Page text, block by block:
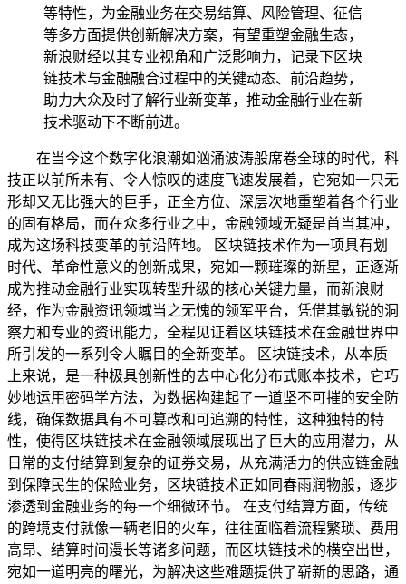
等特性，为金融业务在交易结算、风险管理、征信
等多方面提供创新解决方案，有望重塑金融生态，
新浪财经以其专业视角和广泛影响力，记录下区块
链技术与金融融合过程中的关键动态、前沿趋势，
助力大众及时了解行业新变革，推动金融行业在新
技术驱动下不断前进。
在当今这个数字化浪潮如汹涌波涛般席卷全球的时代，科
技正以前所未有、令人惊叹的速度飞速发展着，它宛如一只无
形却又无比强大的巨手，正全方位、深层次地重塑着各个行业
的固有格局，而在众多行业之中，金融领域无疑是首当其冲，
成为这场科技变革的前沿阵地。 区块链技术作为一项具有划
时代、革命性意义的创新成果，宛如一颗璀璨的新星，正逐渐
成为推动金融行业实现转型升级的核心关键力量，而新浪财
经，作为金融资讯领域当之无愧的领军平台，凭借其敏锐的洞
察力和专业的资讯能力，全程见证着区块链技术在金融世界中
所引发的一系列令人瞩目的全新变革。 区块链技术，从本质
上来说，是一种极具创新性的去中心化分布式账本技术，它巧
妙地运用密码学方法，为数据构建起了一道坚不可摧的安全防
线，确保数据具有不可篡改和可追溯的特性，这种独特的特
性，使得区块链技术在金融领域展现出了巨大的应用潜力，从
日常的支付结算到复杂的证券交易，从充满活力的供应链金融
到保障民生的保险业务，区块链技术正如同春雨润物般，逐步
渗透到金融业务的每一个细微环节。 在支付结算方面，传统
的跨境支付就像一辆老旧的火车，往往面临着流程繁琐、费用
高昂、结算时间漫长等诸多问题，而区块链技术的横空出世，
宛如一道明亮的曙光，为解决这些难题提供了崭新的思路，通